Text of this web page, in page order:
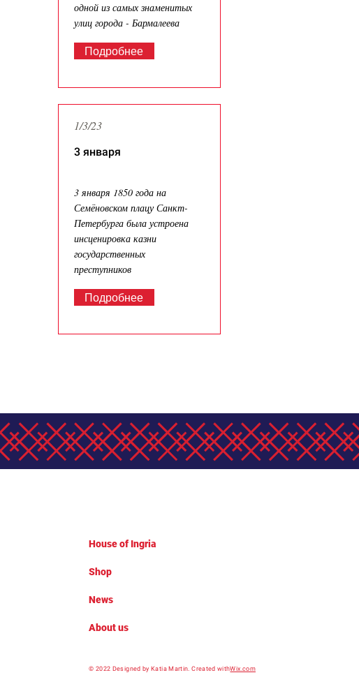
одной из самых знаменитых
улиц города - Бармалеева
Подробнее
1/3/23
3 января
3 января 1850 года на
Семёновском плацу Санкт-
Петербурга была устроена
инсценировка казни
государственных
преступников
Подробнее
House of Ingria
Shop
News
About us
© 2022 Designed by Katia Martin.Created withWix.com